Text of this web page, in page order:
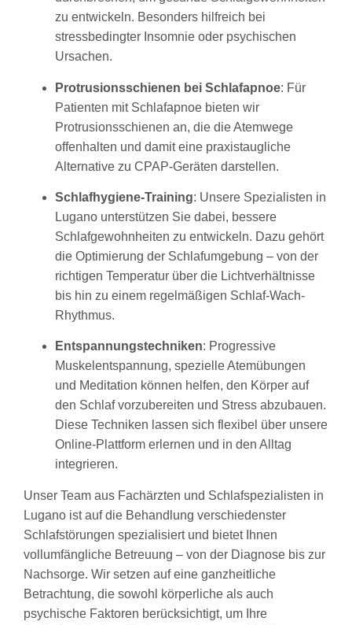
zu entwickeln. Besonders hilfreich bei
stressbedingter Insomnie oder psychischen
Ursachen.
Protrusionsschienen bei Schlafapnoe: Für
Patienten mit Schlafapnoe bieten wir
Protrusionsschienen an, die die Atemwege
offenhalten und damit eine praxistaugliche
Alternative zu CPAP-Geräten darstellen.
Schlafhygiene-Training: Unsere Spezialisten in
Lugano unterstützen Sie dabei, bessere
Schlafgewohnheiten zu entwickeln. Dazu gehört
die Optimierung der Schlafumgebung – von der
richtigen Temperatur über die Lichtverhältnisse
bis hin zu einem regelmäßigen Schlaf-Wach-
Rhythmus.
Entspannungstechniken: Progressive
Muskelentspannung, spezielle Atemübungen
und Meditation können helfen, den Körper auf
den Schlaf vorzubereiten und Stress abzubauen.
Diese Techniken lassen sich flexibel über unsere
Online-Plattform erlernen und in den Alltag
integrieren.
Unser Team aus Fachärzten und Schlafspezialisten in
Lugano ist auf die Behandlung verschiedenster
Schlafstörungen spezialisiert und bietet Ihnen
vollumfängliche Betreuung – von der Diagnose bis zur
Nachsorge. Wir setzen auf eine ganzheitliche
Betrachtung, die sowohl körperliche als auch
psychische Faktoren berücksichtigt, um Ihre